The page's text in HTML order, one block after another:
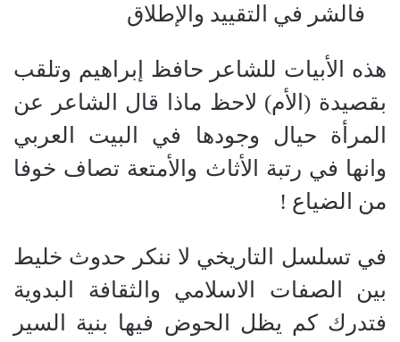
فالشر في التقييد والإطلاق
هذه الأبيات للشاعر حافظ إبراهيم وتلقب
بقصيدة (الأم) لاحظ ماذا قال الشاعر عن
المرأة حيال وجودها في البيت العربي
وانها في رتبة الأثاث والأمتعة تصاف خوفا
من الضياع !
في تسلسل التاريخي لا ننكر حدوث خليط
بين الصفات الاسلامي والثقافة البدوية
فتدرك كم يظل الحوض فيها بنية السير